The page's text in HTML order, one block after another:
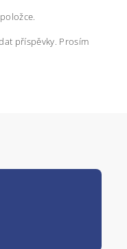
příspěvky. Prosím